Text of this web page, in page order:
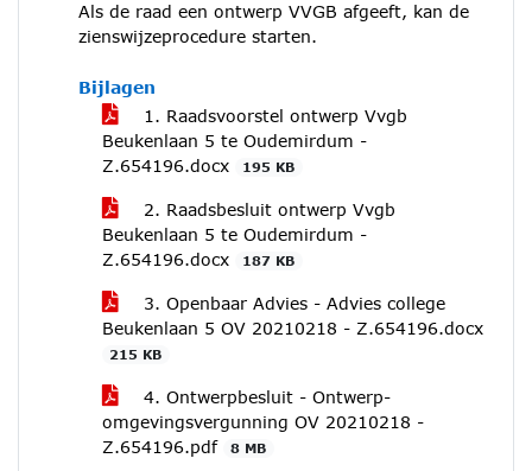
Als de raad een ontwerp VVGB afgeeft, kan de
zienswijzeprocedure starten.
Bijlagen
1. Raadsvoorstel ontwerp Vvgb
Beukenlaan 5 te Oudemirdum -
Z.654196.docx
195 KB
2. Raadsbesluit ontwerp Vvgb
Beukenlaan 5 te Oudemirdum -
Z.654196.docx
187 KB
3. Openbaar Advies - Advies college
Beukenlaan 5 OV 20210218 - Z.654196.docx
215 KB
4. Ontwerpbesluit - Ontwerp-
omgevingsvergunning OV 20210218 -
Z.654196.pdf
8 MB